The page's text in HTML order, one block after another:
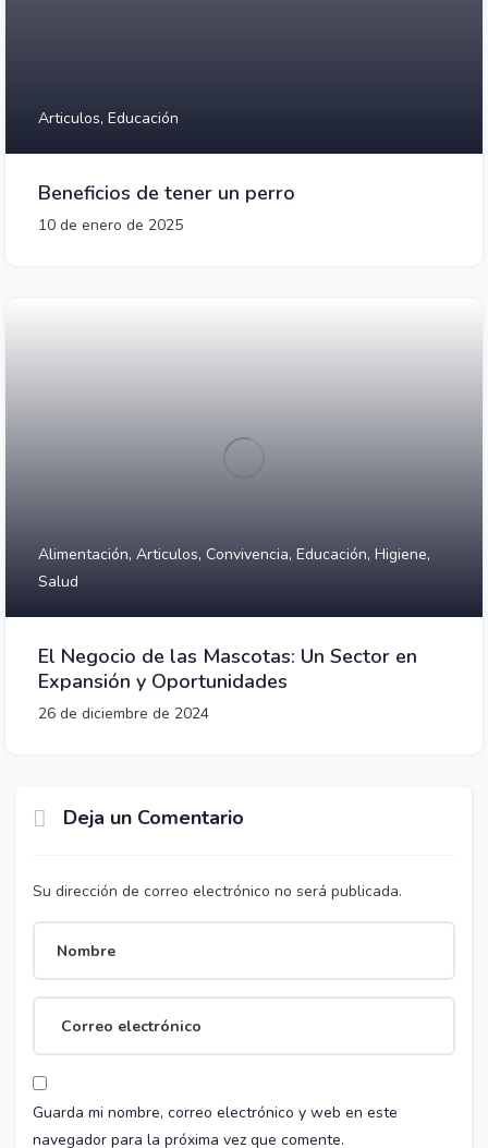
Articulos, Educación
Beneficios de tener un perro
10 de enero de 2025
Alimentación, Articulos, Convivencia, Educación, Higiene,
Salud
El Negocio de las Mascotas: Un Sector en
Expansión y Oportunidades
26 de diciembre de 2024
Deja un Comentario
Su dirección de correo electrónico no será publicada.
Guarda mi nombre, correo electrónico y web en este
navegador para la próxima vez que comente.